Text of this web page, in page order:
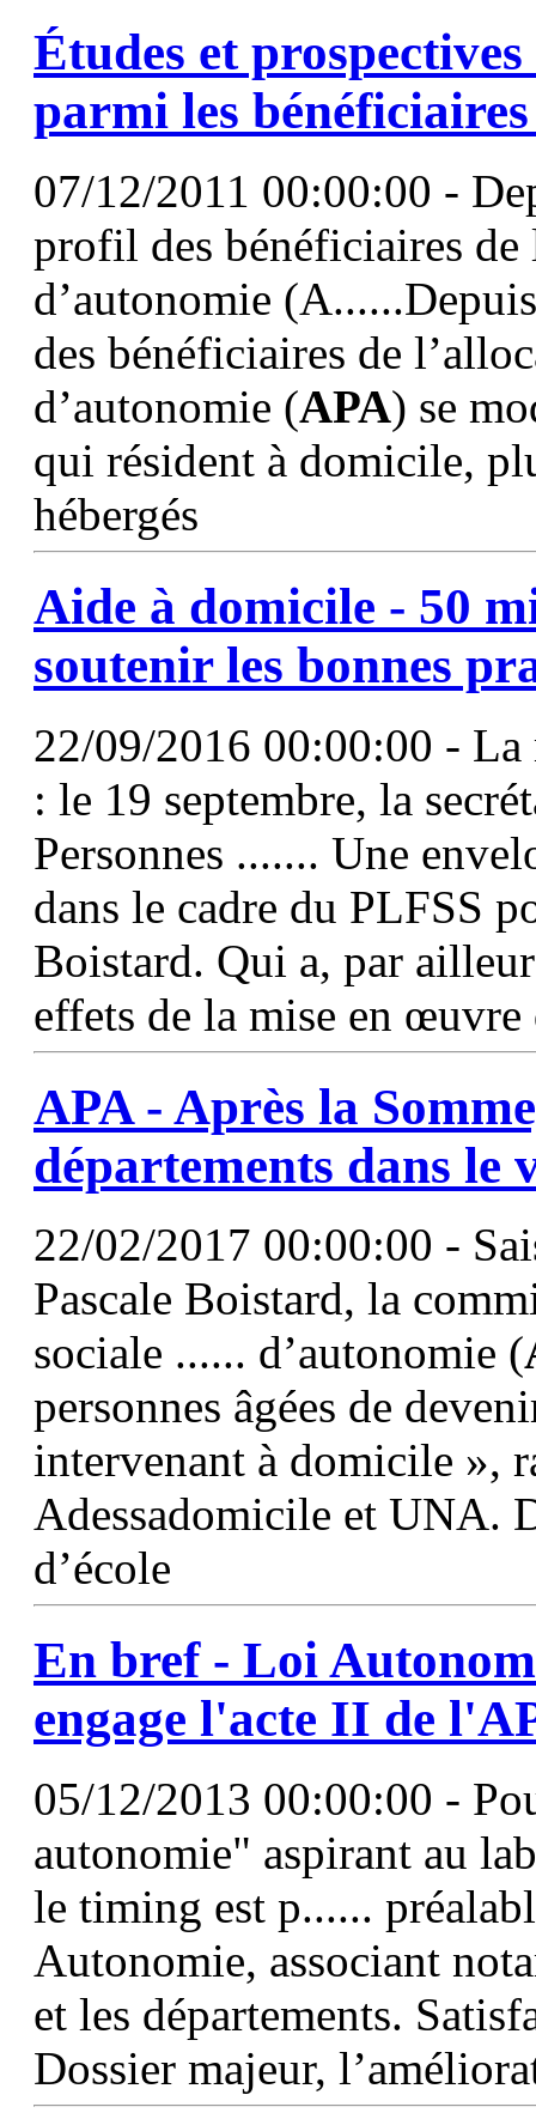
Études et
parmi les
07/12/2011 00:00:00 -
profil des bénéficiaires de
d’autonomie
des bénéficiaires de
d’autonomie (APA) se
qui résident à domicile,
hébergés
Aide à domicile - 50
soutenir les bonnes
22/09/2016 00:00:00 - La
: le 19 septembre, la
Personnes ....... Une
dans le cadre du PLFSS
Boistard. Qui a, par
effets de la mise en
APA- Après la
départements dans le
22/02/2017 00:00:00 -
Pascale Boistard, la
sociale ...... d’autonomie (
personnes âgées de
intervenant à domicile »,
Adessadomicile et UNA.
d’école
En bref - Loi
engage l'acte II de
05/12/2013 00:00:00 -
autonomie" aspirant au
le timing est p......
Autonomie, associant
et les départements.
Dossier majeur,